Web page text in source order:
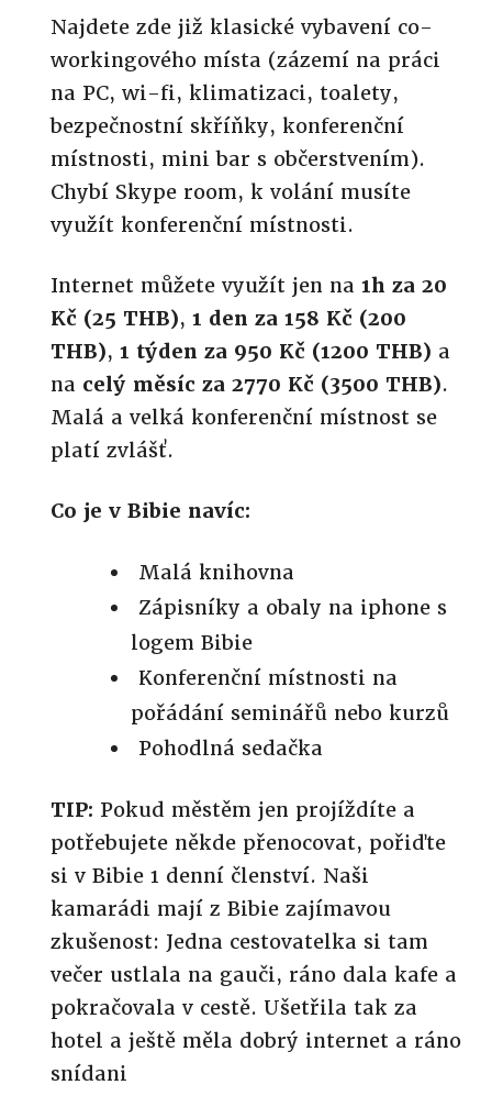
Najdete zde již klasické vybavení co-
workingového místa (zázemí na práci
na PC, wi-fi, klimatizaci, toalety,
bezpečnostní skříňky, konferenční
místnosti, mini bar s občerstvením).
Chybí Skype room, k volání musíte
využít konferenční místnosti.
Internet můžete využít jen na 1h za 20
Kč (25 THB), 1 den za 158 Kč (200
THB), 1 týden za 950 Kč (1200 THB) a
na celý měsíc za 2770 Kč (3500 THB).
Malá a velká konferenční místnost se
platí zvlášť.
Co je v Bibie navíc:
Malá knihovna
Zápisníky a obaly na iphone s
logem Bibie
Konferenční místnosti na
pořádání seminářů nebo kurzů
Pohodlná sedačka
TIP: Pokud městěm jen projíždíte a
potřebujete někde přenocovat, pořiďte
si v Bibie 1 denní členství. Naši
kamarádi mají z Bibie zajímavou
zkušenost: Jedna cestovatelka si tam
večer ustlala na gauči, ráno dala kafe a
pokračovala v cestě. Ušetřila tak za
hotel a ještě měla dobrý internet a ráno
snídani